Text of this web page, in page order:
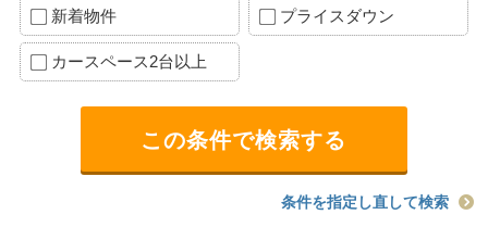
新着物件 プライスダウン
カースペース2台以上
条件を指定し直して検索